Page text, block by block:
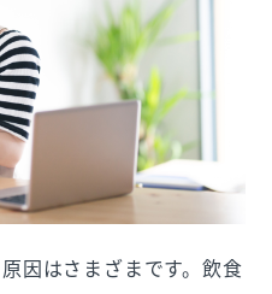
因はさまざまです。飲食